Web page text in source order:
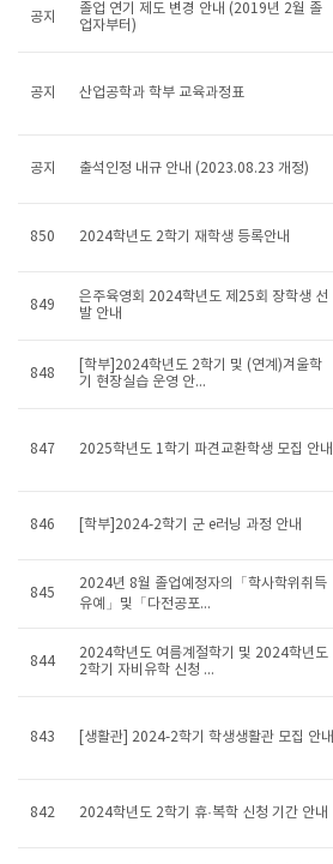
공지
졸업 연기 제도 변경 안내 (2019년 2월 졸
업자부터)
공지 산업공학과 학부 교육과정표
공지 출석인정 내규 안내 (2023.08.23 개정)
850 2024학년도 2학기 재학생 등록안내
849
은주육영회 2024학년도 제25회 장학생 선
발 안내
848
[학부]2024학년도 2학기 및 (연계)겨울학
기 현장실습 운영 안...
847 2025학년도 1학기 파견교환학생 모집 안내
846 [학부]2024-2학기 군 e러닝 과정 안내
845
2024년 8월 졸업예정자의「학사학위취득
유예」및「다전공포...
844
2024학년도 여름계절학기 및 2024학년도
2학기 자비유학 신청 ...
843 [생활관] 2024-2학기 학생생활관 모집 안내
842 2024학년도 2학기 휴·복학 신청 기간 안내